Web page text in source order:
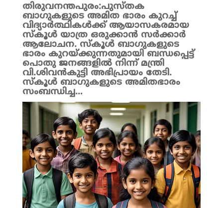
തിരുവനന്തപുരം:പുസ്തക
ബാഗുകളുടെ അമിത ഭാരം കുറച്ച്
വിദ്യാർത്ഥികൾക്ക് ആയാസകരമായ
സ്കൂൾ യാത്ര ഒരുക്കാൻ സർക്കാർ
ആലോചന. സ്കൂൾ ബാഗുകളുടെ
ഭാരം കുറയ്ക്കുന്നതുമായി ബന്ധപ്പെട്ട്
പൊതു ജനങ്ങളിൽ നിന്ന് മന്ത്രി
വി.ശിവൻകുട്ടി അഭിപ്രായം തേടി.
സ്കൂൾ ബാഗുകളുടെ അമിതഭാരം
സംബന്ധിച്ച…